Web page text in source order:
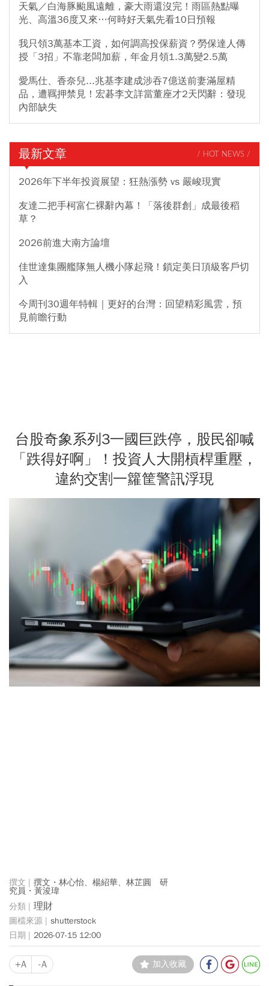
天氣／白海豚颱風遠離，豪大雨還沒完！雨區熱點曝
光、高溫36度又來…何時好天氣先看10日預報
我只領3萬基本工資，如何調高投保薪資？勞保達人傳
授「3招」不靠老闆加薪，年金月領1.3萬變2.5萬
愛馬仕、香奈兒...兆基李建成涉吞7億送前妻滿屋精
品，遭羈押禁見！宏碁李文詳當董座才2天閃辭：發現
內部缺失
最新文章 / HOT NEWS /
2026年下半年投資展望：狂熱漲勢 vs 嚴峻現實
友達二把手柯富仁裸辭內幕！「落後群創」成最後稻
草？
2026前進大南方論壇
佳世達集團艦隊無人機小隊起飛！鎖定美日頂級客戶切
入
今周刊30週年特輯｜更好的台灣：回望精彩風雲，預
見前瞻行動
台股奇象系列3一國巨跌停，股民卻喊
「跌得好啊」！投資人大開槓桿重壓，
違約交割一籮筐警訊浮現
撰文・林心怡、楊紹華、林芷圓 研
究員・黃浚瑋
理財
shutterstock
2026-07-15 12:00
+A -A 加入收藏